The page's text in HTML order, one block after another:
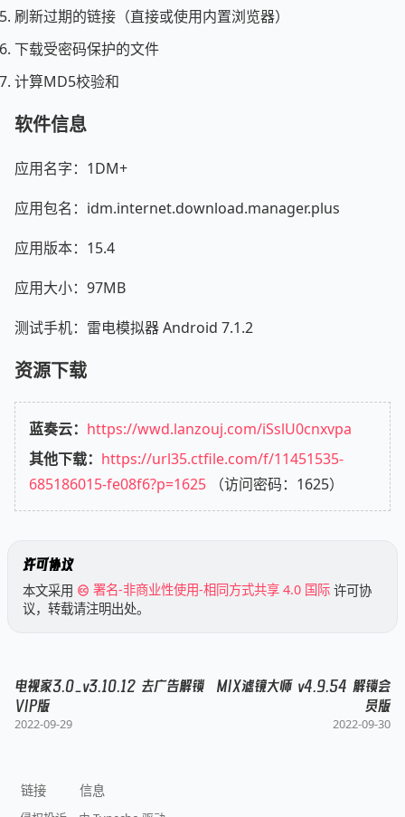
刷新过期的链接（直接或使用内置浏览器）
下载受密码保护的文件
计算MD5校验和
软件信息
应用名字：1DM+
应用包名：idm.internet.download.manager.plus
应用版本：15.4
应用大小：97MB
测试手机：雷电模拟器 Android 7.1.2
资源下载
蓝奏云： https://wwd.lanzouj.com/iSslU0cnxvpa
其他下载： https://url35.ctfile.com/f/11451535-
685186015-fe08f6?p=1625 （访问密码：1625）
许可协议
本文采用 署名-非商业性使用-相同方式共享 4.0 国际 许可协
议，转载请注明出处。
电视家3.0_v3.10.12 去广告解锁
VIP版
2022-09-29
MIX滤镜大师 v4.9.54 解锁会
员版
2022-09-30
链接 信息